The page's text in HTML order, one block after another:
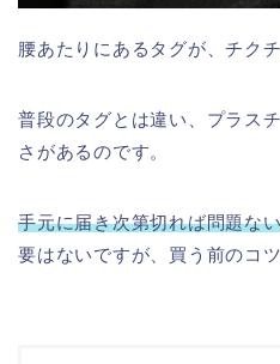
腰あたりにあるタグが、チク
普段のタグとは違い、プラス
さがあるのです。
手元に届き次第切れば問題な
要はないですが、買う前のコ